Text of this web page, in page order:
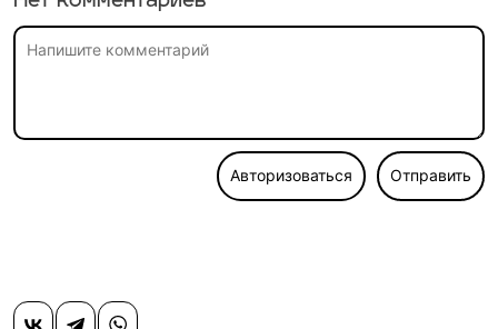
Авторизоваться Отправить